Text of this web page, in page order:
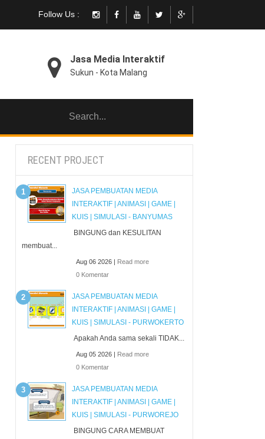
Follow Us :
Jasa Media Interaktif
Sukun - Kota Malang
RECENT PROJECT
JASA PEMBUATAN MEDIA
INTERAKTIF | ANIMASI | GAME |
KUIS | SIMULASI - BANYUMAS
BINGUNG dan KESULITAN
membuat...
Aug 06 2026 | Read more
0 Komentar
JASA PEMBUATAN MEDIA
INTERAKTIF | ANIMASI | GAME |
KUIS | SIMULASI - PURWOKERTO
Apakah Anda sama sekali TIDAK...
Aug 05 2026 | Read more
0 Komentar
JASA PEMBUATAN MEDIA
INTERAKTIF | ANIMASI | GAME |
KUIS | SIMULASI - PURWOREJO
BINGUNG CARA MEMBUAT